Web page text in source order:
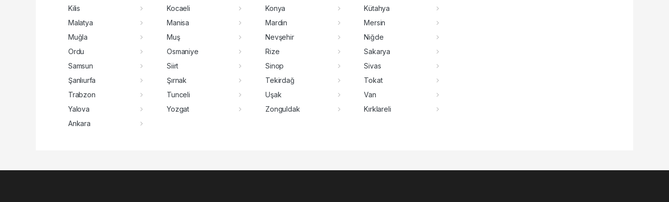
Kilis
Kocaeli Konya
Kütahya
Malatya
Manisa Mardin
Mersin
Muğla
Muş Nevşehir
Niğde
Ordu
Osmaniye Rize
Sakarya
Samsun
Siirt Sinop
Sivas
Şanlıurfa
Şırnak Tekirdağ
Tokat
Trabzon
Tunceli Uşak
Van
Yalova
Yozgat Zonguldak
Kırklareli
Ankara